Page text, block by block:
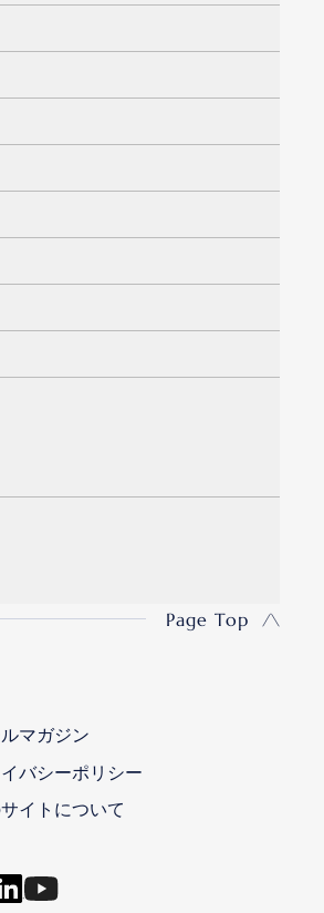
Page Top
ルマガジン
バシーポリシー
イトについて